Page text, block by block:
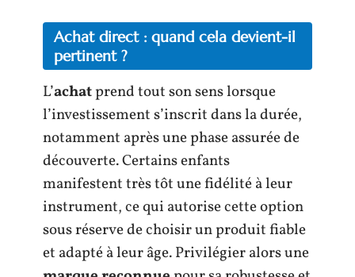
Achat direct : quand cela devient-il
pertinent ?
L’achatprend tout son sens lorsque
l’investissement s’inscrit dans la durée,
notamment après une phase assurée de
découverte. Certains enfants
manifestent très tôt une fidélité à leur
instrument, ce qui autorise cette option
sous réserve de choisir un produit fiable
et adapté à leur âge. Privilégier alors une